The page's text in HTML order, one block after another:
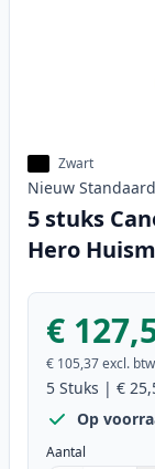
Zwart
Nieuw Standaard
5 stuks
Hero
€
€ 105,37excl. btw
5 Stuks | €
Op
Aantal